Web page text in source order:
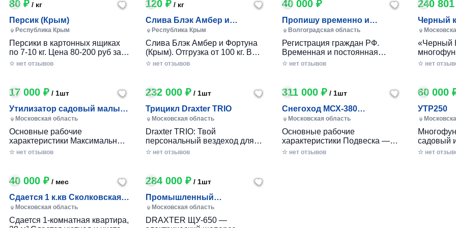
80 ₽ / кг
Персик (Крым)
Республика Крым
Персики в картонных ящиках
по 7-10 кг. Цена 80-200 руб за 1
кг в зависимости от размера и
☆ нет отзывов
120 ₽/ кг
Слива Блэк Амбер и
Фортуна (Крым)
Республика Крым
Слива Блэк Амбер и Фортуна
(Крым). Отгрузка от 100 кг. В
картонном ящике по 7-10 кг.
☆ нет отзывов
40 000 ₽
Пропишу временно и
постоянно в Волжском
Волгоградская область
Регистрация граждан РФ.
Временная и постоянная
официально через мфц.
☆ нет отзывов
240
Черный
«Черный
колесный
садами и
стильный
☆ нет
17 000 ₽ / 1шт
Утилизатор садовый малый
(УСМ)
Московская область
Основные рабочие
характеристики Максимальный
размер переработки
ножей — Сталь 65Г Габариты
Вес станка, кг — до 25 Длина
ножа, мм — 80 Размеры (дл х
шир х выс), мм. — 360х360х680
100x50
☆ нет отзывов
232 000 ₽/ 1шт
Трицикл Draxter TRIO
Московская область
Draxter TRIO: Твой
персональный вездеход для
приключений и развлечений!
развлечений? • Вездеходные
возможности: Проходимость, о
которой ты мог только мечтать!
Легко преодолевай песок,
поверхности. • Неповторимый
☆ нет отзывов
311 000 ₽/ 1шт
Снегоход МСХ-380
(20л.с.-11А-РС, Вариатор,
Long (П
Московская область
Основные рабочие
характеристики Подвеска —
Катковая Максимальная
☆ нет отзывов
60 000
УТР250
садовый
☆ нет
40 000 ₽ / мес
Сдается 1 к.кв Сколковская 1
Б, МО
Московская область
Сдается 1-комнатная квартира,
284 000 ₽/ 1шт
Промышленный
измельчитель веток
DRAXTER УЩ-650, 22
Московская область
DRAXTER ЩУ-650 —